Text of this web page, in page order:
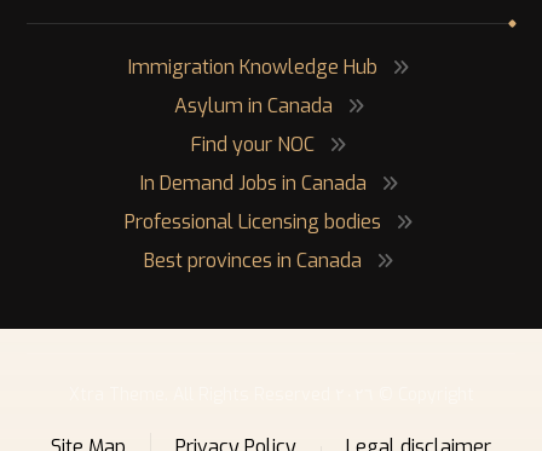
Immigration Knowledge Hub
Asylum in Canada
Find your NOC
In Demand Jobs in Canada
Professional Licensing bodies
Best provinces in Canada